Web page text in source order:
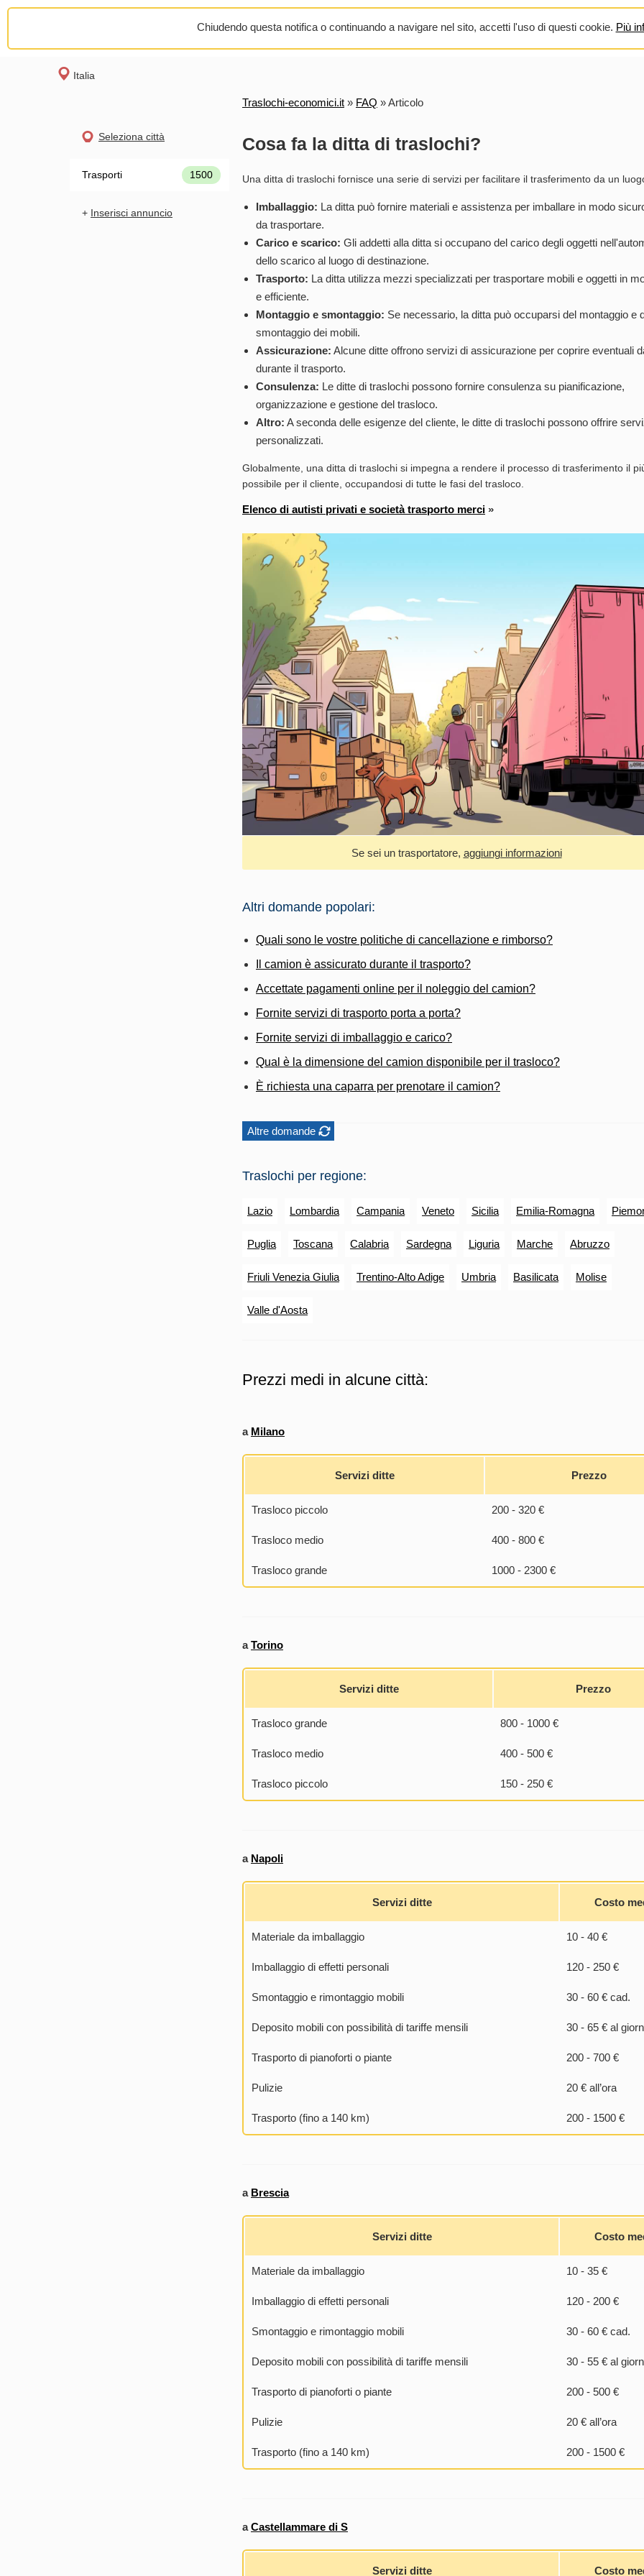
Chiudendo questa notifica o continuando a navigare nel sito, accetti l'uso di questi cookie. Più
Italia
Seleziona città
Trasporti 1500
+ Inserisci annuncio
Traslochi-economici.it » FAQ »Articolo
Cosa fa la ditta di traslochi?
Una ditta di traslochi fornisce una serie di servizi per facilitare il trasferimento da un
Imballaggio: La ditta può fornire materiali e assistenza per imballare in modo
da trasportare.
Carico e scarico: Gli addetti alla ditta si occupano del carico degli oggetti
dello scarico al luogo di destinazione.
Trasporto: La ditta utilizza mezzi specializzati per trasportare mobili e oggetti in
e efficiente.
Montaggio e smontaggio: Se necessario, la ditta può occuparsi del montaggio e
smontaggio dei mobili.
Assicurazione: Alcune ditte offrono servizi di assicurazione per coprire eventuali
durante il trasporto.
Consulenza: Le ditte di traslochi possono fornire consulenza su pianificazione,
organizzazione e gestione del trasloco.
Altro: A seconda delle esigenze del cliente, le ditte di traslochi possono offrire
personalizzati.
Globalmente, una ditta di traslochi si impegna a rendere il processo di trasferimento il
possibile per il cliente, occupandosi di tutte le fasi del trasloco.
Elenco di autisti privati e società trasporto merci »
Se sei un trasportatore, aggiungi informazioni
Altri domande popolari:
Quali sono le vostre politiche di cancellazione e rimborso?
Il camion è assicurato durante il trasporto?
Accettate pagamenti online per il noleggio del camion?
Fornite servizi di trasporto porta a porta?
Fornite servizi di imballaggio e carico?
Qual è la dimensione del camion disponibile per il trasloco?
È richiesta una caparra per prenotare il camion?
Altre domande
Traslochi per regione:
Lazio Lombardia Campania Veneto Sicilia Emilia-Romagna
Puglia Toscana Calabria Sardegna Liguria Marche Abruzzo
Friuli Venezia Giulia Trentino-Alto Adige Umbria Basilicata Molise
Valle d'Aosta
Prezzi medi in alcune città:
a Milano
Servizi ditte Prezzo
Trasloco piccolo 200 - 320 €
Trasloco medio 400 - 800 €
Trasloco grande 1000 - 2300 €
aTorino
Servizi ditte Prezzo
Trasloco grande 800 - 1000 €
Trasloco medio 400 - 500 €
Trasloco piccolo 150 - 250 €
a Napoli
Servizi ditte Costo
Materiale da imballaggio 10 - 40 €
Imballaggio di effetti personali 120 - 250 €
Smontaggio e rimontaggio mobili 30 - 60 € cad.
Deposito mobili con possibilità di tariffe mensili 30 - 65 € al
Trasporto di pianoforti o piante 200 - 700 €
Pulizie 20 € all’ora
Trasporto (fino a 140 km) 200 - 1500 €
a Brescia
Servizi ditte Costo
Materiale da imballaggio 10 - 35 €
Imballaggio di effetti personali 120 - 200 €
Smontaggio e rimontaggio mobili 30 - 60 € cad.
Deposito mobili con possibilità di tariffe mensili 30 - 55 € al
Trasporto di pianoforti o piante 200 - 500 €
Pulizie 20 € all’ora
Trasporto (fino a 140 km) 200 - 1500 €
aCastellammare di S
Servizi ditte Costo